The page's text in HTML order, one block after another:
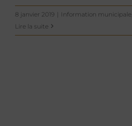
8 janvier 2019 | Information municipale
Lire la suite